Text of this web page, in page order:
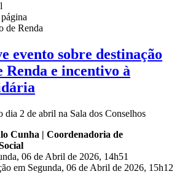
de Renda
evento sobre destinação
Renda e incentivo à
dia 2 de abril na Sala dos Conselhos
Cunha | Coordenadoria de
06 de Abril de 2026, 14h51
em Segunda, 06 de Abril de 2026, 15h12